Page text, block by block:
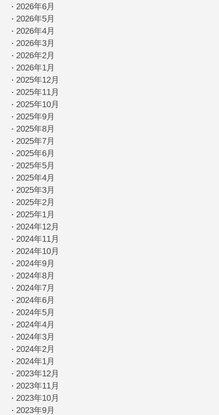
・ 2026年6月
・ 2026年5月
・ 2026年4月
・ 2026年3月
・ 2026年2月
・ 2026年1月
・ 2025年12月
・ 2025年11月
・ 2025年10月
・ 2025年9月
・ 2025年8月
・ 2025年7月
・ 2025年6月
・ 2025年5月
・ 2025年4月
・ 2025年3月
・ 2025年2月
・ 2025年1月
・ 2024年12月
・ 2024年11月
・ 2024年10月
・ 2024年9月
・ 2024年8月
・ 2024年7月
・ 2024年6月
・ 2024年5月
・ 2024年4月
・ 2024年3月
・ 2024年2月
・ 2024年1月
・ 2023年12月
・ 2023年11月
・ 2023年10月
・ 2023年9月